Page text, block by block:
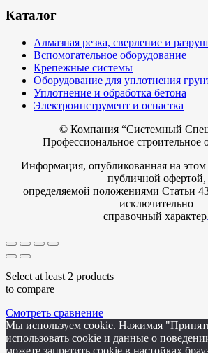
Каталог
Алмазная резка, сверление и
Вспомогательное оборудование
Крепежные системы
Оборудование для уплотнения
Уплотнение и обработка бетона
Электроинструмент и оснастка
© Компания “Системный
Профессиональное строительное
Информация, опубликованная на этом
публичной офертой,
определяемой положениями Статьи
исключительно
справочный характер.
Select at least 2 products
to compare
Смотреть сравнение
Мы используем cookie. Нажимая
использовать cookie и данные о
можете запретить cookie в настойках